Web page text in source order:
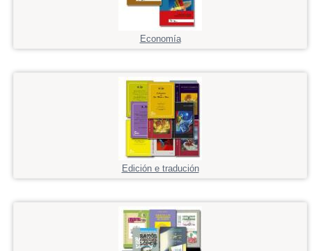
Economía
Edición e tradución